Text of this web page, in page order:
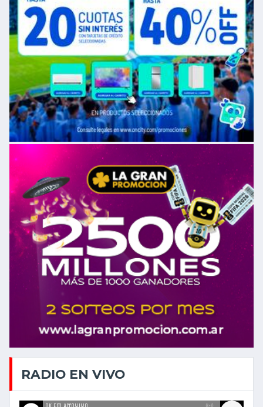
RADIO EN VIVO